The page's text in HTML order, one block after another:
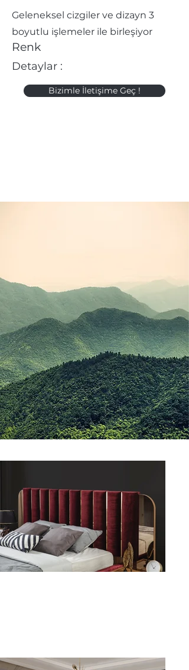
Geleneksel cizgiler ve dizayn 3
boyutlu işlemeler ile birleşiyor
Renk
Detaylar :
Bizimle İletişime Geç !